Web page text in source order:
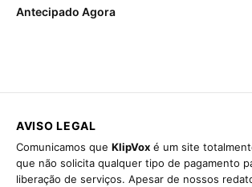
Antecipado Agora
AVISO LEGAL
Comunicamos que KlipVox é um site
que não solicita qualquer tipo de pagamento
liberação de serviços. Apesar de nossos